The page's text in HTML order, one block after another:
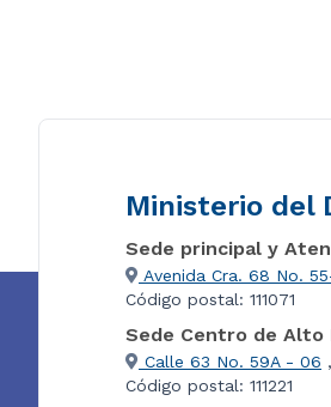
Ministerio del
Sede principal y
Avenida Cra. 68 No.
Código postal: 111071
Sede Centro de Alto
Calle 63 No. 59A - 06
Código postal: 111221